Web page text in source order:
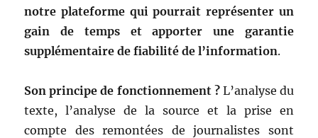
notre plateforme qui pourrait représenter un
gain de temps et apporter une garantie
supplémentaire de fiabilité de l’information.
Son principe de fonctionnement ?L’analyse du
texte, l’analyse de la source et la prise en
compte des remontées de journalistes sont